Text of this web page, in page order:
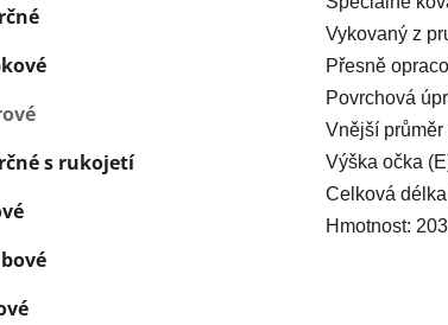
s rukojetí
Vykovaný z
Přesně
Povrchová
Vnější průměr
Výška očka
Celková
Hmotnost: